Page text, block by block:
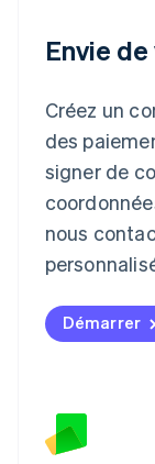
Envie
Créez un
des
signer de
nous
Démarrer
日本語
Deutsch
Lituanie
Français
Malaisie
Malte
English
Mexique
English
Nouvelle-
English